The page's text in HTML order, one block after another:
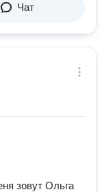
Чат
зовут Ольга